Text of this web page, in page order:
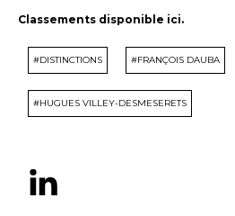
Classements disponible ici.
#DISTINCTIONS #FRANÇOIS DAUBA
#HUGUES VILLEY-DESMESERETS